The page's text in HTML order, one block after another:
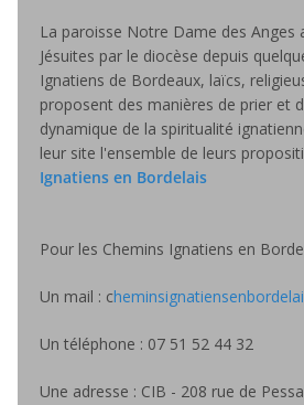
La paroisse Notre Dame des Anges
Jésuites par le diocèse depuis
Ignatiens de Bordeaux, laïcs,
proposent des manières de prier et
dynamique de la spiritualité
leur site l'ensemble de leurs
Ignatiens en Bordelais
Pour les Chemins Ignatiens en
Un mail : c
Un téléphone : 07 51 52 44 32
Une adresse : CIB - 208 rue de